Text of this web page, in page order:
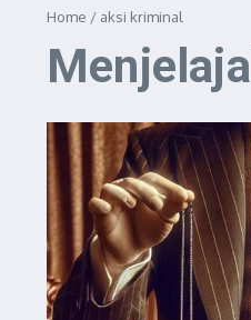
Home / aksi kriminal